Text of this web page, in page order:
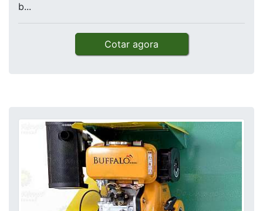
b...
Cotar agora